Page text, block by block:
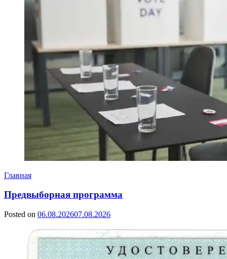
Главная
Предвыборная программа
Posted on 06.08.202607.08.2026
Ветошкин